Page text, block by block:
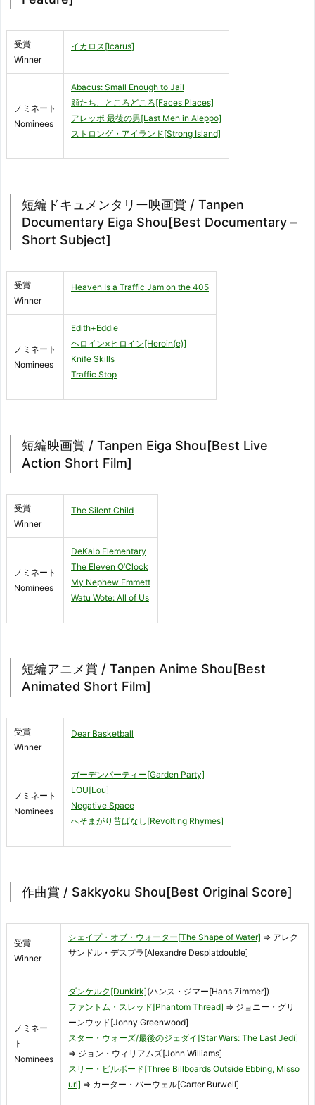
受賞
Winner
イカロス[Icarus]
ノミネート
Nominees
Abacus: Small Enough to Jail
顔たち、ところどころ[Faces Places]
アレッポ 最後の男[Last Men in Aleppo]
ストロング・アイランド[Strong Island]
短編ドキュメンタリー映画賞 / Tanpen
Documentary Eiga Shou[Best Documentary –
Short Subject]
受賞
Winner
Heaven Is a Traffic Jam on the 405
ノミネート
Nominees
Edith+Eddie
ヘロイン×ヒロイン[Heroin(e)]
Knife Skills
Traffic Stop
短編映画賞 / Tanpen Eiga Shou[Best Live
Action Short Film]
受賞
Winner
The Silent Child
ノミネート
Nominees
DeKalb Elementary
The Eleven O’Clock
My Nephew Emmett
Watu Wote: All of Us
短編アニメ賞 / Tanpen Anime Shou[Best
Animated Short Film]
受賞
Winner
Dear Basketball
ノミネート
Nominees
ガーデンパーティー[Garden Party]
LOU[Lou]
Negative Space
へそまがり昔ばなし[Revolting Rhymes]
作曲賞 / Sakkyoku Shou[Best Original Score]
受賞
Winner
シェイプ・オブ・ウォーター[The Shape of Water] ⇒ アレク
サンドル・デスプラ[Alexandre Desplatdouble]
ノミネー
ト
Nominees
ダンケルク[Dunkirk](ハンス・ジマー[Hans Zimmer])
ファントム・スレッド[Phantom Thread] ⇒ ジョニー・グリ
ーンウッド[Jonny Greenwood]
スター・ウォーズ/最後のジェダイ[Star Wars: The Last Jedi]
⇒ ジョン・ウィリアムズ[John Williams]
スリー・ビルボード[Three Billboards Outside Ebbing, Misso
uri] ⇒ カーター・バーウェル[Carter Burwell]